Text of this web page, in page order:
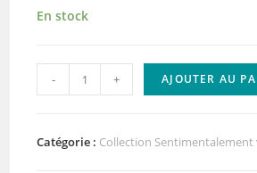
En stock
quantité
de
n°5
- + AJOUTER AU
Catégorie : Collection